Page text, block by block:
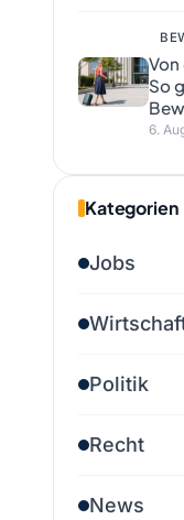
Von
So
6.
Kategorien
Jobs
Politik
Recht
News